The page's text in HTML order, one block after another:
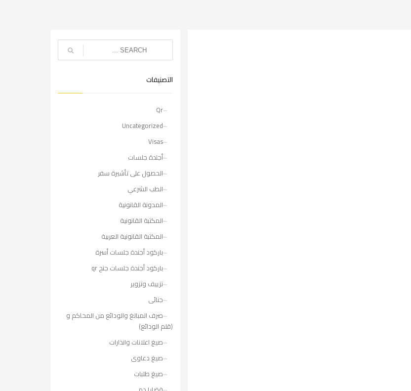
التصنيفات
Qr
Uncategorized
Visas
أجندة جلسات
الحصول على تأشيرة سفر
الطب الشرعي
المدونة القانونية
المكتبة القانونية
المكتبة القانونية العربية
باركود أجندة جلسات أسرة
باركود أجندة جلسات جنح qr
تزييف وتزوير
جنائى
صرف المبالغ والودائع من المحاكم و
(قلم الودائع)
صيغ اعلانات وانذارات
صيغ دعاوى
صيغ طلبات